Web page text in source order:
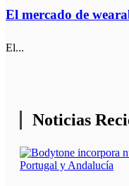
El mercado de
El...
Noticias